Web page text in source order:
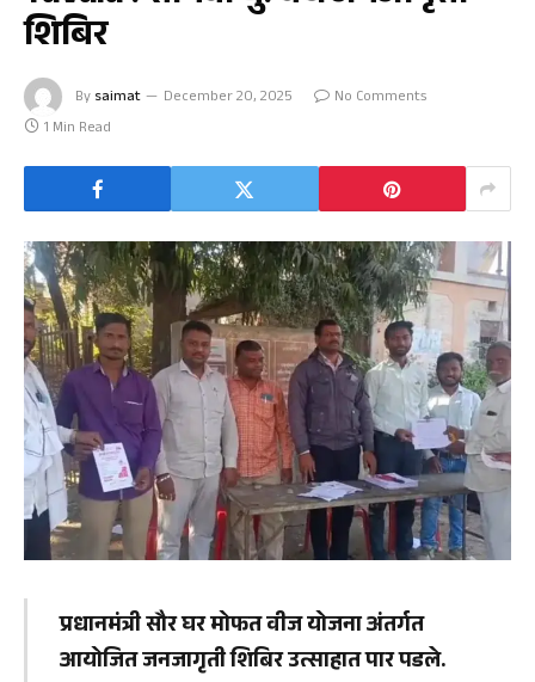
शिबिर
By saimat December 20, 2025
No Comments
1 Min Read
प्रधानमंत्री सौर घर मोफत वीज योजना अंतर्गत
आयोजित जनजागृती शिबिर उत्साहात पार पडले.